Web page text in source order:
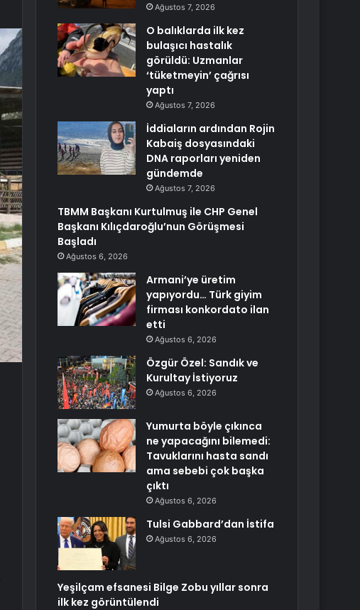
Ağustos 7, 2026
O balıklarda ilk kez
bulaşıcı hastalık
görüldü: Uzmanlar
‘tüketmeyin’ çağrısı
yaptı
Ağustos 7, 2026
İddiaların ardından Rojin
Kabaiş dosyasındaki
DNA raporları yeniden
gündemde
Ağustos 7, 2026
TBMM Başkanı Kurtulmuş ile CHP Genel
Başkanı Kılıçdaroğlu’nun Görüşmesi
Başladı
Ağustos 6, 2026
Armani’ye üretim
yapıyordu… Türk giyim
firması konkordato ilan
etti
Ağustos 6, 2026
Özgür Özel: Sandık ve
Kurultay İstiyoruz
Ağustos 6, 2026
Yumurta böyle çıkınca
ne yapacağını bilemedi:
Tavuklarını hasta sandı
ama sebebi çok başka
çıktı
Ağustos 6, 2026
Tulsi Gabbard’dan İstifa
Ağustos 6, 2026
Yeşilçam efsanesi Bilge Zobu yıllar sonra
ilk kez görüntülendi